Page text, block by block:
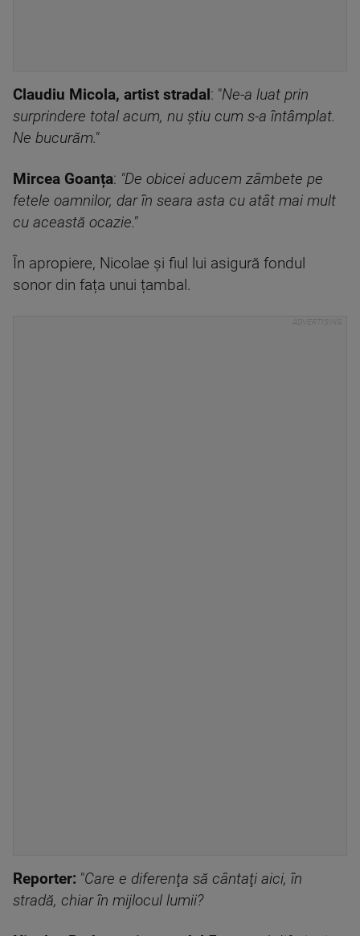
Claudiu Micola, artist stradal : "Ne-a luat prin
surprindere total acum, nu ştiu cum s-a întâmplat.
Ne bucurăm."
Mircea Goanța: "De obicei aducem zâmbete pe
fetele oamnilor, dar în seara asta cu atât mai mult
cu această ocazie."
În apropiere, Nicolae şi fiul lui asigură fondul
sonor din fața unui țambal.
Reporter: "Care e diferenţa să cântaţi aici, în
stradă, chiar în mijlocul lumii?